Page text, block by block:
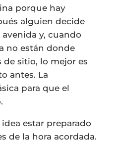
porque hay
alguien decide
y, cuando
no están donde
de sitio, lo mejor es
antes. La
para que el
estar preparado
de la hora acordada.